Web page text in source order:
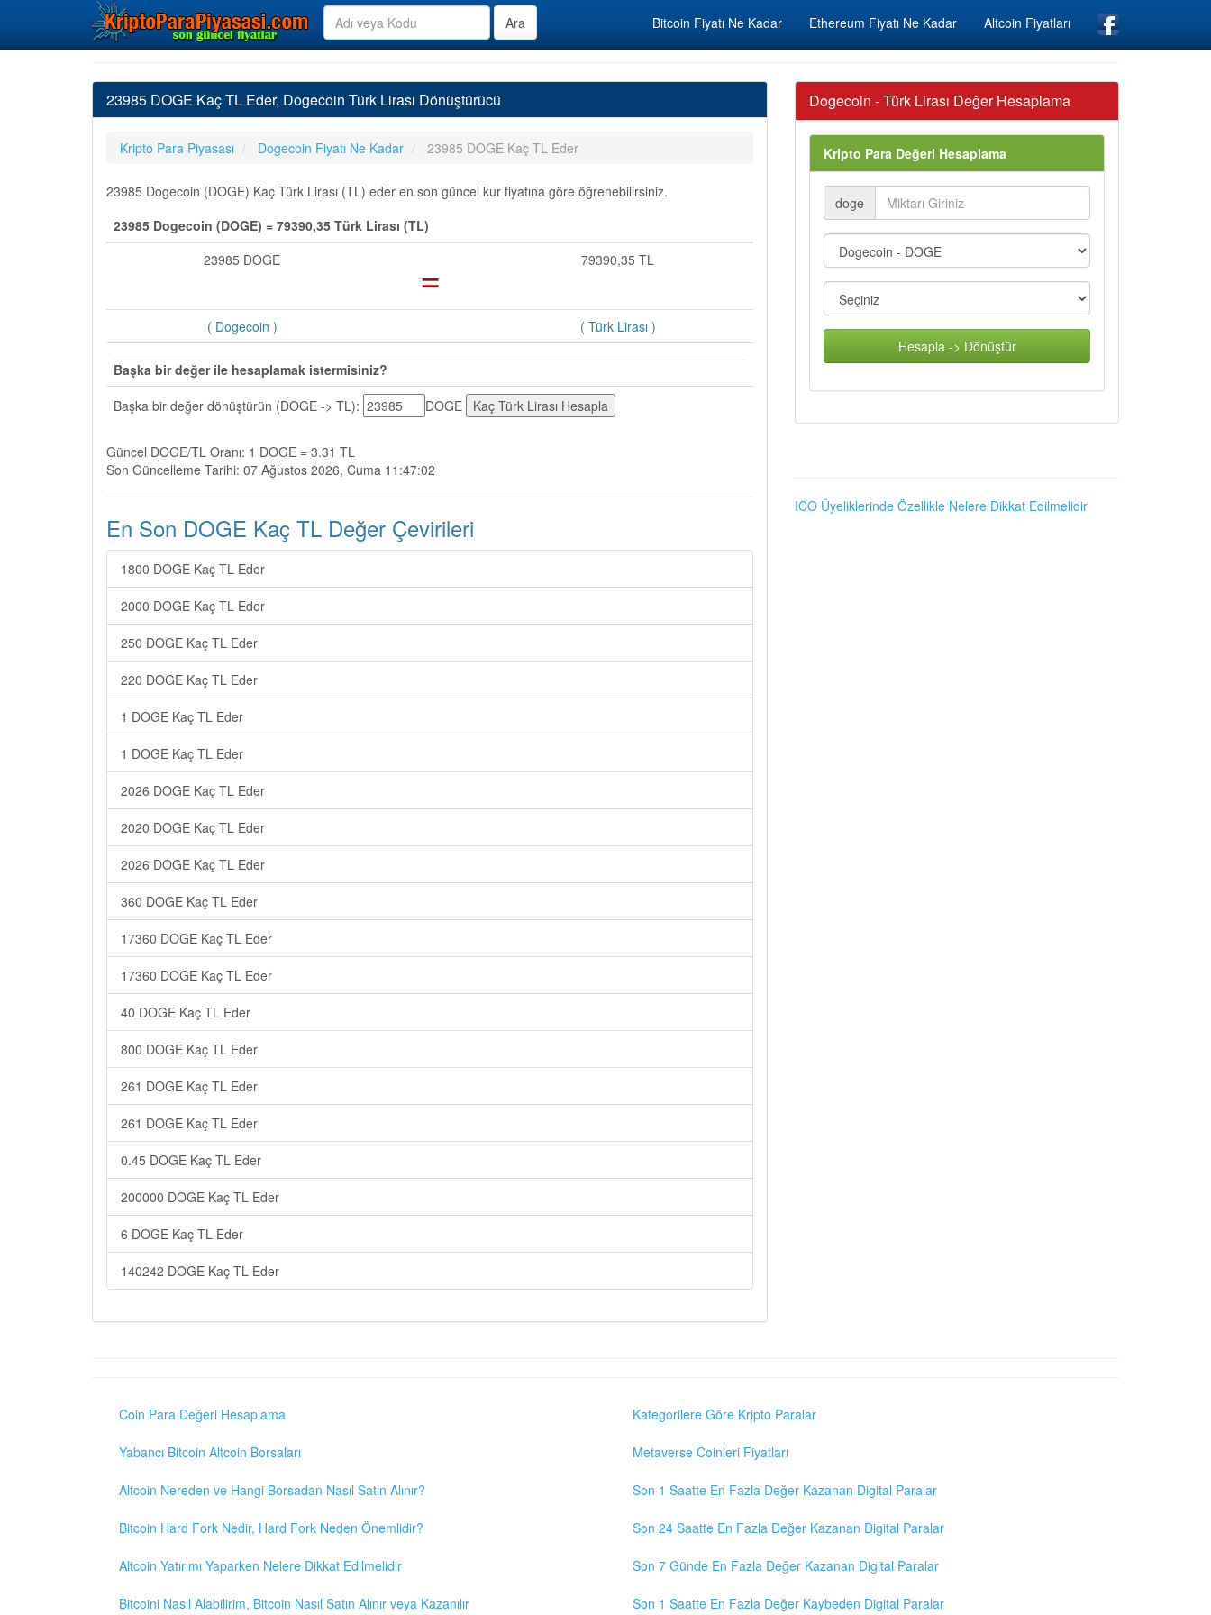
Bitcoin Fiyatı Ne Kadar Ethereum Fiyatı Ne Kadar Altcoin Fiyatları
23985 DOGE Kaç TL Eder, Dogecoin Türk Lirası Dönüştürücü
Kripto Para Piyasası Dogecoin Fiyatı Ne Kadar 23985 DOGE Kaç TL Eder
23985 Dogecoin (DOGE) Kaç Türk Lirası (TL) eder en son güncel kur fiyatına göre öğrenebilirsiniz.
23985 Dogecoin (DOGE) = 79390,35 Türk Lirası (TL)
23985 DOGE
= 79390,35 TL
( Dogecoin ) ( Türk Lirası )
Başka bir değer ile hesaplamak istermisiniz?
Başka bir değer dönüştürün (DOGE -> TL):
DOGE
Güncel DOGE/TL Oranı: 1 DOGE = 3.31 TL
Son Güncelleme Tarihi: 07 Ağustos 2026, Cuma 11:47:02
En Son DOGE Kaç TL Değer Çevirileri
1800 DOGE Kaç TL Eder
2000 DOGE Kaç TL Eder
250 DOGE Kaç TL Eder
220 DOGE Kaç TL Eder
1 DOGE Kaç TL Eder
1 DOGE Kaç TL Eder
2026 DOGE Kaç TL Eder
2020 DOGE Kaç TL Eder
2026 DOGE Kaç TL Eder
360 DOGE Kaç TL Eder
17360 DOGE Kaç TL Eder
17360 DOGE Kaç TL Eder
40 DOGE Kaç TL Eder
800 DOGE Kaç TL Eder
261 DOGE Kaç TL Eder
261 DOGE Kaç TL Eder
0.45 DOGE Kaç TL Eder
200000 DOGE Kaç TL Eder
6 DOGE Kaç TL Eder
140242 DOGE Kaç TL Eder
Dogecoin - Türk Lirası Değer Hesaplama
Kripto Para Değeri Hesaplama
doge
Hesapla -> Dönüştür
ICO Üyeliklerinde Özellikle Nelere Dikkat Edilmelidir
Coin Para Değeri Hesaplama
Yabancı Bitcoin Altcoin Borsaları
Altcoin Nereden ve Hangi Borsadan Nasıl Satın Alınır?
Bitcoin Hard Fork Nedir, Hard Fork Neden Önemlidir?
Altcoin Yatırımı Yaparken Nelere Dikkat Edilmelidir
Bitcoini Nasıl Alabilirim, Bitcoin Nasıl Satın Alınır veya Kazanılır
Kategorilere Göre Kripto Paralar
Metaverse Coinleri Fiyatları
Son 1 Saatte En Fazla Değer Kazanan Digital Paralar
Son 24 Saatte En Fazla Değer Kazanan Digital Paralar
Son 7 Günde En Fazla Değer Kazanan Digital Paralar
Son 1 Saatte En Fazla Değer Kaybeden Digital Paralar